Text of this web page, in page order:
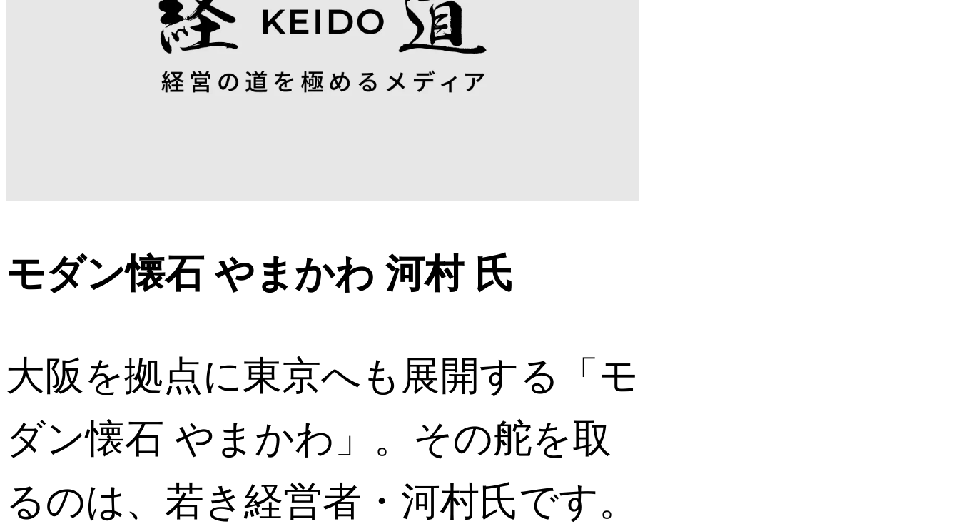
モダン懐石 やまかわ 河村 氏
大阪を拠点に東京へも展開する「モ
ダン懐石 やまかわ」。その舵を取
るのは、若き経営者・河村氏です。